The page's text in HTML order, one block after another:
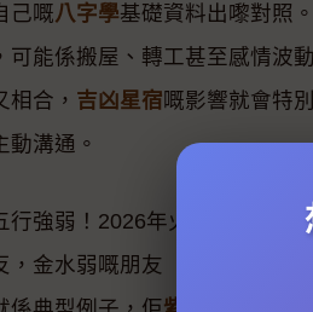
己嘅八字學基礎資料出嚟對照
可能係搬屋、轉工甚至感情波
合， 吉凶星宿嘅影響就會特
動溝通。
行強弱！2026年火勢旺盛，如
，金水弱嘅朋友（例如日主係